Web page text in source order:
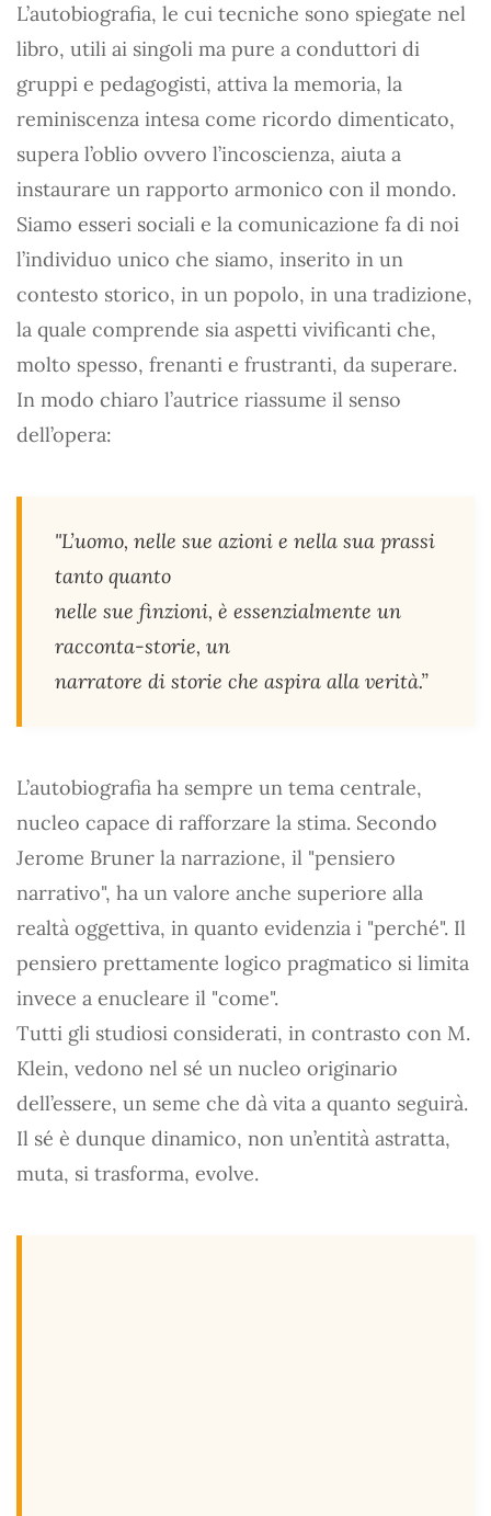
L’autobiografia, le cui tecniche sono spiegate nel
libro, utili ai singoli ma pure a conduttori di
gruppi e pedagogisti, attiva la memoria, la
reminiscenza intesa come ricordo dimenticato,
supera l’oblio ovvero l’incoscienza, aiuta a
instaurare un rapporto armonico con il mondo.
Siamo esseri sociali e la comunicazione fa di noi
l’individuo unico che siamo, inserito in un
contesto storico, in un popolo, in una tradizione,
la quale comprende sia aspetti vivificanti che,
molto spesso, frenanti e frustranti, da superare.
In modo chiaro l’autrice riassume il senso
dell’opera:
"L’uomo, nelle sue azioni e nella sua prassi
tanto quanto
nelle sue finzioni, è essenzialmente un
racconta-storie, un
narratore di storie che aspira alla verità.”
L’autobiografia ha sempre un tema centrale,
nucleo capace di rafforzare la stima. Secondo
Jerome Bruner la narrazione, il "pensiero
narrativo", ha un valore anche superiore alla
realtà oggettiva, in quanto evidenzia i "perché". Il
pensiero prettamente logico pragmatico si limita
invece a enucleare il "come".
Tutti gli studiosi considerati, in contrasto con M.
Klein, vedono nel sé un nucleo originario
dell’essere, un seme che dà vita a quanto seguirà.
Il sé è dunque dinamico, non un’entità astratta,
muta, si trasforma, evolve.